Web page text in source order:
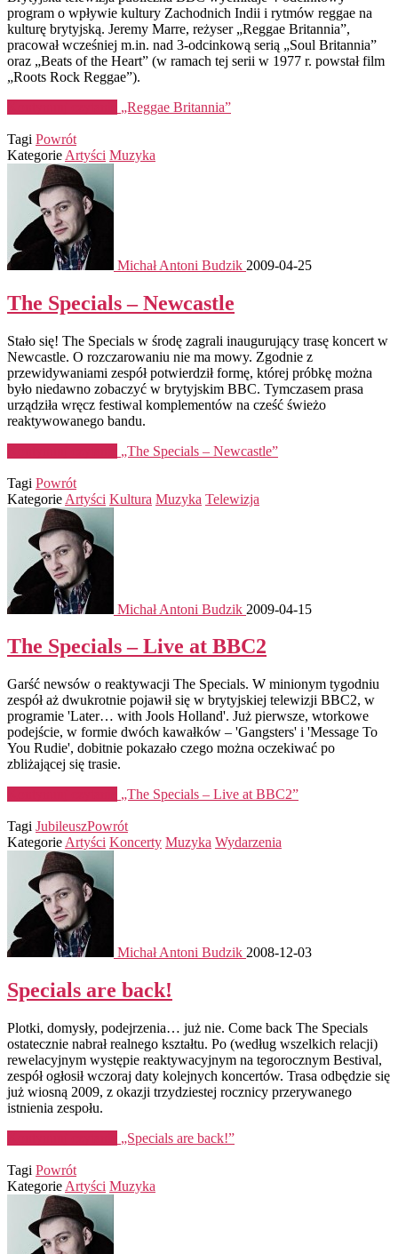
program o wpływie kultury Zachodnich Indii i rytmów reggae na
kulturę brytyjską. Jeremy Marre, reżyser „Reggae Britannia”,
pracował wcześniej m.in. nad 3-odcinkową serią „Soul Britannia”
oraz „Beats of the Heart” (w ramach tej serii w 1977 r. powstał film
„Roots Rock Reggae”).
„Reggae Britannia”
Tagi Powrót
Kategorie Artyści Muzyka
Michał Antoni Budzik 2009-04-25
The Specials – Newcastle
Stało się! The Specials w środę zagrali inaugurujący trasę koncert w
Newcastle. O rozczarowaniu nie ma mowy. Zgodnie z
przewidywaniami zespół potwierdził formę, której próbkę można
było niedawno zobaczyć w brytyjskim BBC. Tymczasem prasa
urządziła wręcz festiwal komplementów na cześć świeżo
reaktywowanego bandu.
„The Specials – Newcastle”
Tagi Powrót
Kategorie Artyści Kultura Muzyka Telewizja
Michał Antoni Budzik 2009-04-15
The Specials – Live at BBC2
Garść newsów o reaktywacji The Specials. W minionym tygodniu
zespół aż dwukrotnie pojawił się w brytyjskiej telewizji BBC2, w
programie 'Later… with Jools Holland'. Już pierwsze, wtorkowe
podejście, w formie dwóch kawałków – 'Gangsters' i 'Message To
You Rudie', dobitnie pokazało czego można oczekiwać po
zbliżającej się trasie.
„The Specials – Live at BBC2”
Tagi JubileuszPowrót
Kategorie Artyści Koncerty Muzyka Wydarzenia
Michał Antoni Budzik 2008-12-03
Specials are back!
Plotki, domysły, podejrzenia… już nie. Come back The Specials
ostatecznie nabrał realnego kształtu. Po (według wszelkich relacji)
rewelacyjnym występie reaktywacyjnym na tegorocznym Bestival,
zespół ogłosił wczoraj daty kolejnych koncertów. Trasa odbędzie się
już wiosną 2009, z okazji trzydziestej rocznicy przerywanego
istnienia zespołu.
„Specials are back!”
Tagi Powrót
Kategorie Artyści Muzyka